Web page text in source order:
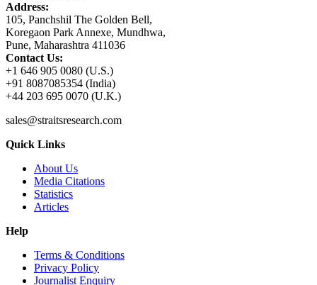
Address:
105, Panchshil The Golden Bell,
Koregaon Park Annexe, Mundhwa,
Pune, Maharashtra 411036
Contact Us:
+1 646 905 0080 (U.S.)
+91 8087085354 (India)
+44 203 695 0070 (U.K.)
sales@straitsresearch.com
Quick Links
About Us
Media Citations
Statistics
Articles
Help
Terms & Conditions
Privacy Policy
Journalist Enquiry